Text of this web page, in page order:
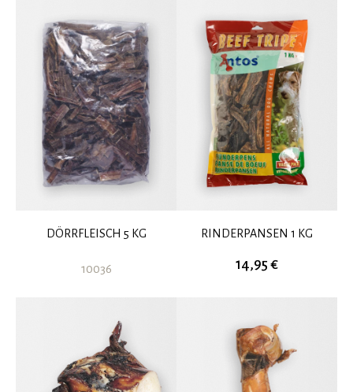
DÖRRFLEISCH 5 KG
10036
RINDERPANSEN 1 KG
14,95 €